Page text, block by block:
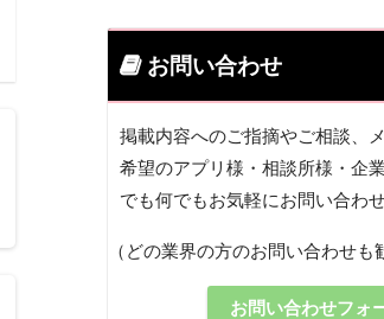
お問い合わせ
掲載内容へのご指摘やご相談、
希望のアプリ様・相談所様・企
でも何でもお気軽にお問い合わ
（どの業界の方のお問い合わせも
お問い合わせフォ